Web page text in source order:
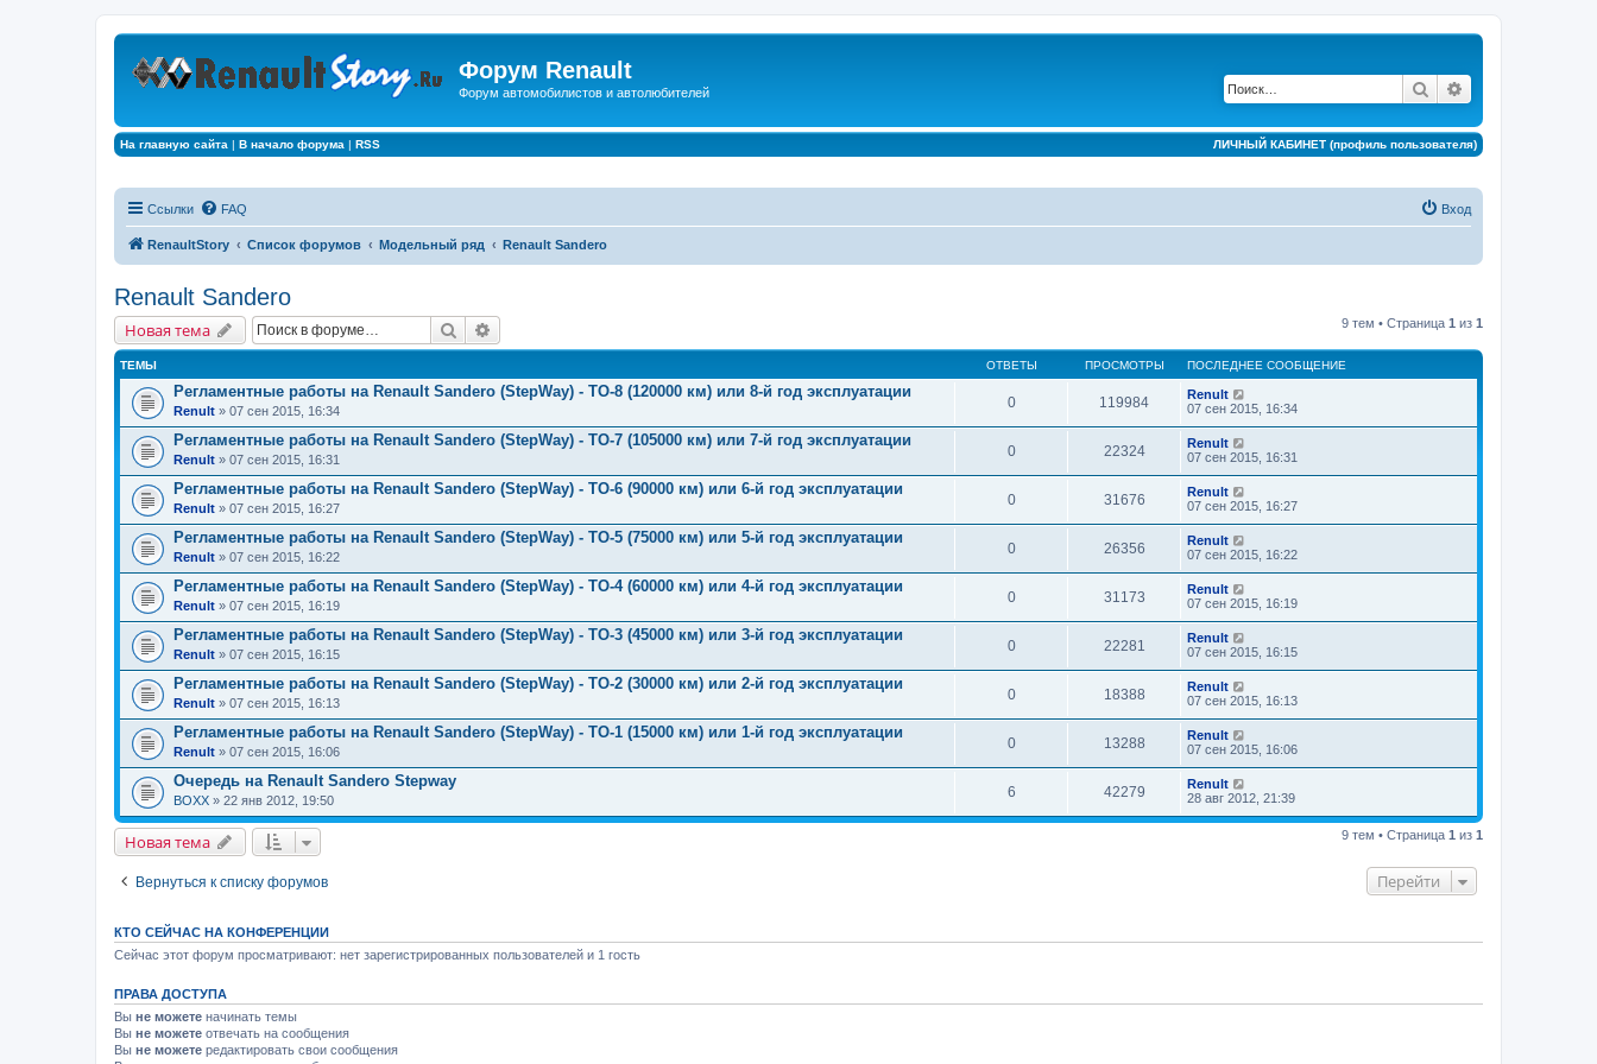
Форум Renault
Форум автомобилистов и автолюбителей Поиск
На главную сайта | В начало форума | RSS ЛИЧНЫЙ КАБИНЕТ (профиль пользователя)
Ссылки FAQ Вход
RenaultStory Список форумов Модельный ряд Renault Sandero
Renault Sandero
Новая тема Поиск 9 тем • Страница 1 из 1
ТЕМЫ ОТВЕТЫ ПРОСМОТРЫ ПОСЛЕДНЕЕ СООБЩЕНИЕ
Регламентные работы на Renault Sandero (StepWay) - ТО-8 (120000 км) или 8-й год эксплуатации
Renult » 07 сен 2015, 16:34
0 119984
Renult
07 сен 2015, 16:34
Регламентные работы на Renault Sandero (StepWay) - ТО-7 (105000 км) или 7-й год эксплуатации
Renult » 07 сен 2015, 16:31
0 22324
Renult
07 сен 2015, 16:31
Регламентные работы на Renault Sandero (StepWay) - ТО-6 (90000 км) или 6-й год эксплуатации
Renult » 07 сен 2015, 16:27
0 31676
Renult
07 сен 2015, 16:27
Регламентные работы на Renault Sandero (StepWay) - ТО-5 (75000 км) или 5-й год эксплуатации
Renult » 07 сен 2015, 16:22
0 26356
Renult
07 сен 2015, 16:22
Регламентные работы на Renault Sandero (StepWay) - ТО-4 (60000 км) или 4-й год эксплуатации
Renult » 07 сен 2015, 16:19
0 31173
Renult
07 сен 2015, 16:19
Регламентные работы на Renault Sandero (StepWay) - ТО-3 (45000 км) или 3-й год эксплуатации
Renult » 07 сен 2015, 16:15
0 22281
Renult
07 сен 2015, 16:15
Регламентные работы на Renault Sandero (StepWay) - ТО-2 (30000 км) или 2-й год эксплуатации
Renult » 07 сен 2015, 16:13
0 18388
Renult
07 сен 2015, 16:13
Регламентные работы на Renault Sandero (StepWay) - ТО-1 (15000 км) или 1-й год эксплуатации
Renult » 07 сен 2015, 16:06
0 13288
Renult
07 сен 2015, 16:06
Очередь на Renault Sandero Stepway
BOXX » 22 янв 2012, 19:50
6 42279
Renult
28 авг 2012, 21:39
Новая тема 9 тем • Страница 1 из 1
Вернуться к списку форумов Перейти
КТО СЕЙЧАС НА КОНФЕРЕНЦИИ
Сейчас этот форум просматривают: нет зарегистрированных пользователей и 1 гость
ПРАВА ДОСТУПА
Вы не можете начинать темы
Вы не можете отвечать на сообщения
Вы не можете редактировать свои сообщения